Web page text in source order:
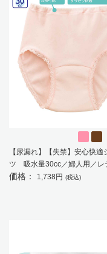
【尿漏れ】【失禁】安心快適
ツ 吸水量30cc／婦人用／レ
ス／高齢者／シニア 【CF】
価格： 1,738円 (税込)